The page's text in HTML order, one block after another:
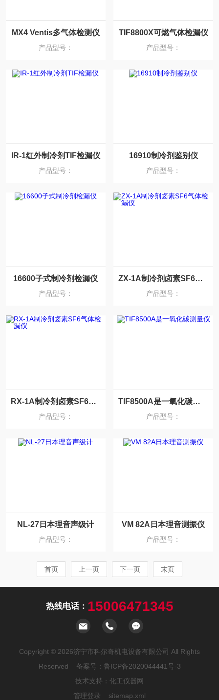
MX4 Ventis多气体检测仪
产品型号：
TIF8800X可燃气体检漏仪
产品型号：
IR-1红外制冷剂TIF检漏仪
产品型号：
16910制冷剂鉴别仪
产品型号：
16600子式制冷剂检漏仪
产品型号：
ZX-1A制冷剂卤素SF6气体检漏仪
产品型号：
RX-1A制冷剂卤素SF6气体检漏仪
产品型号：
TIF8500A是一氧化碳测量仪
产品型号：
NL-27日本理音声级计
产品型号：
VM 82A日本理音测振仪
产品型号：
首页 上一页 下一页 末页
热线电话： 15006471345
Copyright © 2026济宁市科尔奇机电设备有限公司 All Rights
Reserved 备案号： 鲁ICP备2020044441号-3
技术支持： 化工仪器网
管理登录
sitemap.xml